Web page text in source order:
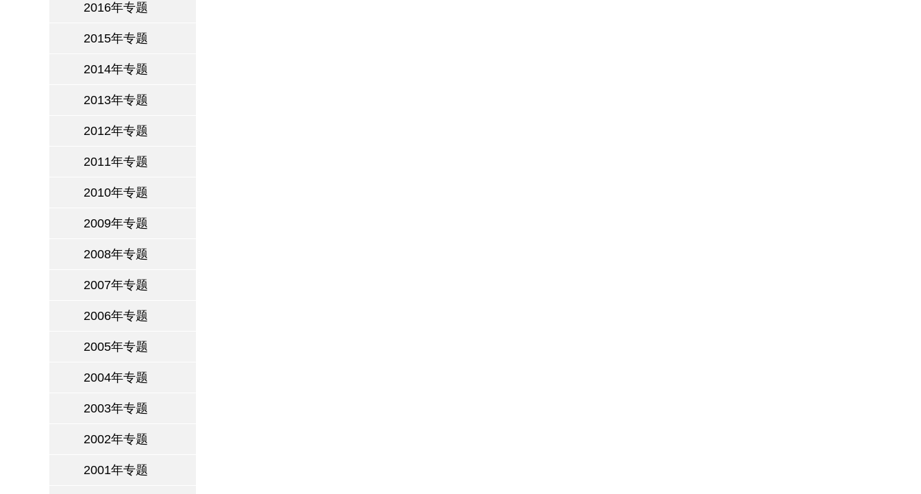
2016年专题
2015年专题
2014年专题
2013年专题
2012年专题
2011年专题
2010年专题
2009年专题
2008年专题
2007年专题
2006年专题
2005年专题
2004年专题
2003年专题
2002年专题
2001年专题